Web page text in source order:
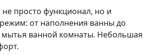
просто функционал, но и
от наполнения ванны до
мытья ванной комнаты. Небольшая